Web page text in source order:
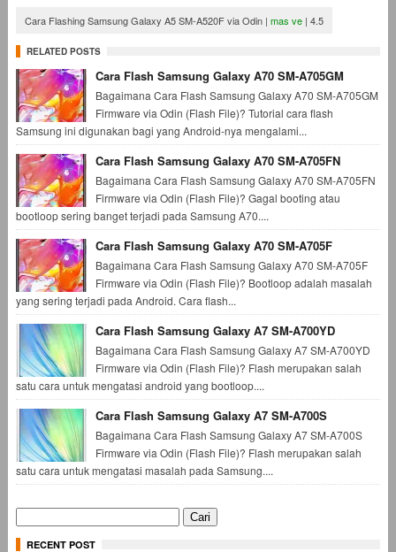
Cara Flashing Samsung Galaxy A5 SM-A520F via Odin| mas ve | 4.5
RELATED POSTS
Cara Flash Samsung Galaxy A70 SM-A705GM
Bagaimana Cara Flash Samsung Galaxy A70 SM-A705GM
Firmware via Odin (Flash File)? Tutorial cara flash
Samsung ini digunakan bagi yang Android-nya mengalami...
Cara Flash Samsung Galaxy A70 SM-A705FN
Bagaimana Cara Flash Samsung Galaxy A70 SM-A705FN
Firmware via Odin (Flash File)? Gagal booting atau
bootloop sering banget terjadi pada Samsung A70....
Cara Flash Samsung Galaxy A70 SM-A705F
Bagaimana Cara Flash Samsung Galaxy A70 SM-A705F
Firmware via Odin (Flash File)? Bootloop adalah masalah
yang sering terjadi pada Android. Cara flash...
Cara Flash Samsung Galaxy A7 SM-A700YD
Bagaimana Cara Flash Samsung Galaxy A7 SM-A700YD
Firmware via Odin (Flash File)? Flash merupakan salah
satu cara untuk mengatasi android yang bootloop....
Cara Flash Samsung Galaxy A7 SM-A700S
Bagaimana Cara Flash Samsung Galaxy A7 SM-A700S
Firmware via Odin (Flash File)? Flash merupakan salah
satu cara untuk mengatasi masalah pada Samsung....
Cari
untuk:
RECENT POST